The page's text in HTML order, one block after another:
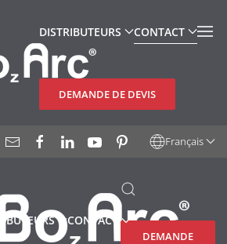
principal
DISTRIBUTEURS CONTACT
DEMANDE DE DEVIS
Français
CONTACT
DEMANDE